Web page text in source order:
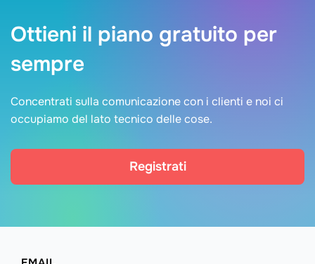
Ottieni il piano gratuito per
sempre
Concentrati sulla comunicazione con i clienti e noi ci
occupiamo del lato tecnico delle cose.
Registrati